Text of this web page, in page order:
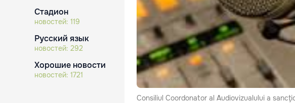
Стадион
новостей: 119
Русский язык
новостей: 292
Хорошие новости
новостей: 1721
Consiliul Coordonator al Audiovizualului a